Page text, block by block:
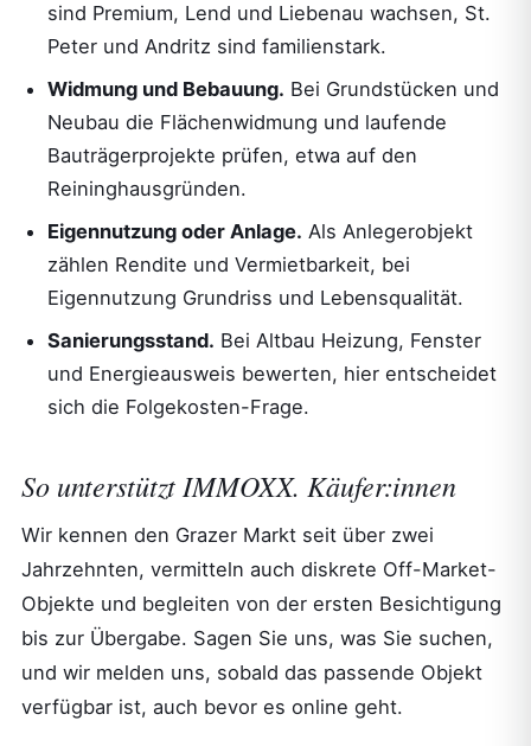
sind Premium, Lend und Liebenau wachsen, St.
Peter und Andritz sind familienstark.
Widmung und Bebauung. Bei Grundstücken und
Neubau die Flächenwidmung und laufende
Bauträgerprojekte prüfen, etwa auf den
Reininghausgründen.
Eigennutzung oder Anlage. Als Anlegerobjekt
zählen Rendite und Vermietbarkeit, bei
Eigennutzung Grundriss und Lebensqualität.
Sanierungsstand. Bei Altbau Heizung, Fenster
und Energieausweis bewerten, hier entscheidet
sich die Folgekosten-Frage.
So unterstützt IMMOXX. Käufer:innen
Wir kennen den Grazer Markt seit über zwei
Jahrzehnten, vermitteln auch diskrete Off-Market-
Objekte und begleiten von der ersten Besichtigung
bis zur Übergabe. Sagen Sie uns, was Sie suchen,
und wir melden uns, sobald das passende Objekt
verfügbar ist, auch bevor es online geht.